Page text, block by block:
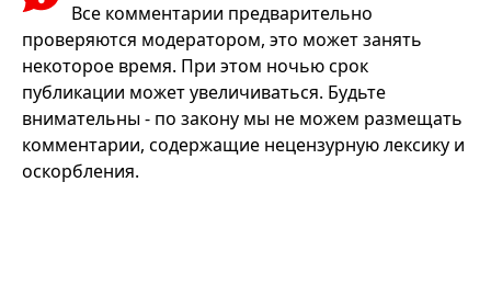
Все комментарии предварительно
проверяются модератором, это может занять
некоторое время. При этом ночью срок
публикации может увеличиваться. Будьте
внимательны - по закону мы не можем размещать
комментарии, содержащие нецензурную лексику и
оскорбления.